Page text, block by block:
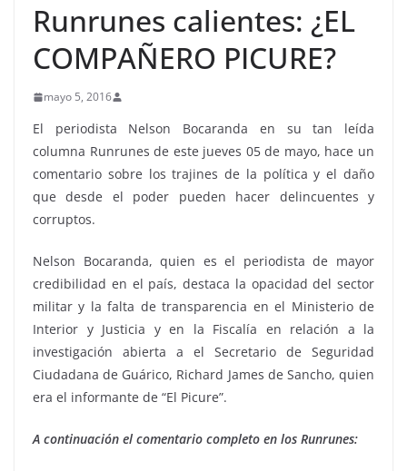
Runrunes calientes: ¿EL
COMPAÑERO PICURE?
mayo 5, 2016
El periodista Nelson Bocaranda en su tan leída
columna Runrunes de este jueves 05 de mayo, hace un
comentario sobre los trajines de la política y el daño
que desde el poder pueden hacer delincuentes y
corruptos.
Nelson Bocaranda, quien es el periodista de mayor
credibilidad en el país, destaca la opacidad del sector
militar y la falta de transparencia en el Ministerio de
Interior y Justicia y en la Fiscalía en relación a la
investigación abierta a el Secretario de Seguridad
Ciudadana de Guárico, Richard James de Sancho, quien
era el informante de “El Picure”.
A continuación el comentario completo en los Runrunes: